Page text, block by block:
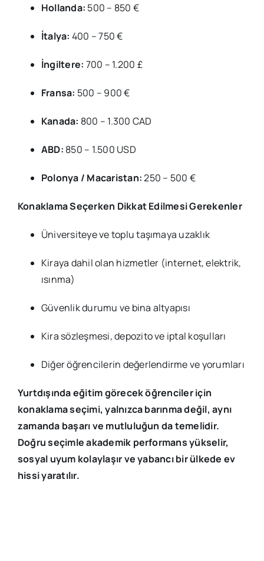
Hollanda: 500 – 850 €
İtalya: 400 – 750 €
İngiltere: 700 – 1.200 £
Fransa: 500 – 900 €
Kanada: 800 – 1.300 CAD
ABD: 850 – 1.500 USD
Polonya / Macaristan:250 – 500 €
Konaklama Seçerken Dikkat Edilmesi Gerekenler
Üniversiteye ve toplu taşımaya uzaklık
Kiraya dahil olan hizmetler (internet, elektrik,
ısınma)
Güvenlik durumu ve bina altyapısı
Kira sözleşmesi, depozito ve iptal koşulları
Diğer öğrencilerin değerlendirme ve yorumları
Yurtdışında eğitim görecek öğrenciler için
konaklama seçimi, yalnızca barınma değil, aynı
zamanda başarı ve mutluluğun da temelidir.
Doğru seçimle akademik performans yükselir,
sosyal uyum kolaylaşır ve yabancı bir ülkede ev
hissi yaratılır.